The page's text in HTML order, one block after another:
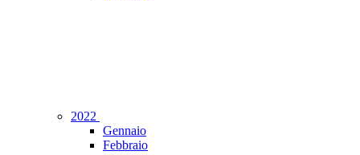
2022
Gennaio
Febbraio